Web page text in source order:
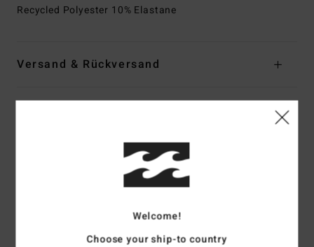
Recycled Polyester 10% Elastane
Versand & Rückversand
Durchschnittliche Bewertung
5.0/5
Welcome!
Choose your ship-to country